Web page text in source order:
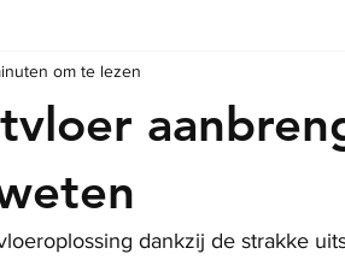
om te lezen
dankzij de strakke